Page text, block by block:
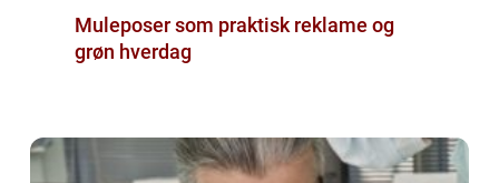
Muleposer som praktisk reklame og
grøn hverdag